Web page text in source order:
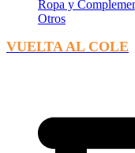
Ropa y
Otros
VUELTA AL COLE